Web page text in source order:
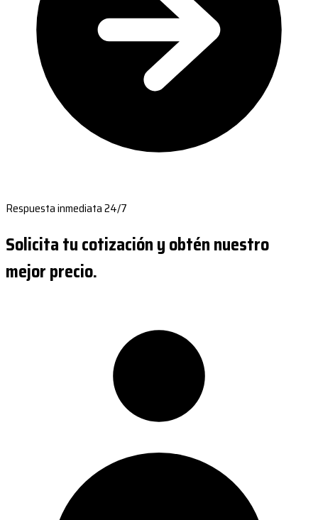
Respuesta inmediata 24/7
Solicita tu cotización y obtén nuestro
mejor precio.